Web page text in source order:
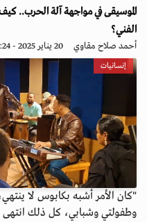
الموسيقى في مواجهة آلة الحرب..
الفني؟
أحمد صلاح مقاوي 20 يناير 2025 - 08:24
إنسانيات
"كان الأمر أشبه بكابوس لا
وطفولتي وشبابي، كل ذلك انتهى